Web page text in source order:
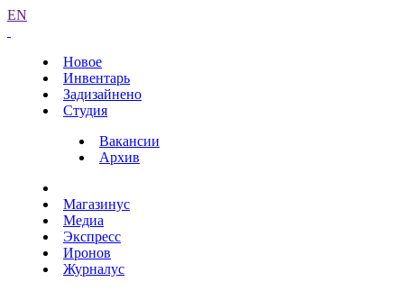
EN
Новое
Инвентарь
Задизайнено
Студия
Вакансии
Архив
Магазинус
Медиа
Экспресс
Иронов
Журналус